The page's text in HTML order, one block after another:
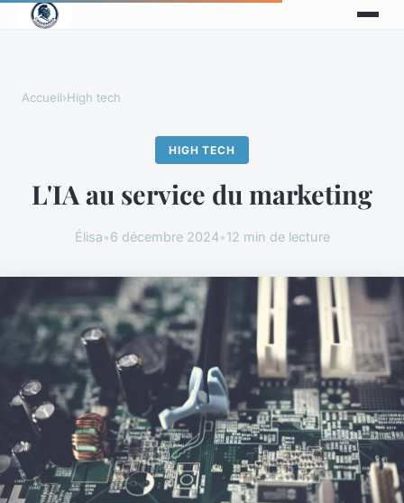
Accueil›High tech
HIGH TECH
L'IA au service du marketing
Élisa•6 décembre 2024•12 min de lecture